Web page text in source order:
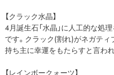
【クラック水晶】
4月誕生石「水晶」に人工的な処
です。クラック(割れ)がネガティ
持ち主に幸運をもたらすと言わ